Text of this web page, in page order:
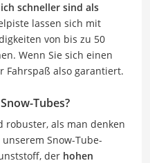
schneller sind als
lassen sich mit
von bis zu 50
Wenn Sie sich einen
Fahrspaß also garantiert.
Tubes?
robuster, als man denken
Snow-Tube-
der hohen